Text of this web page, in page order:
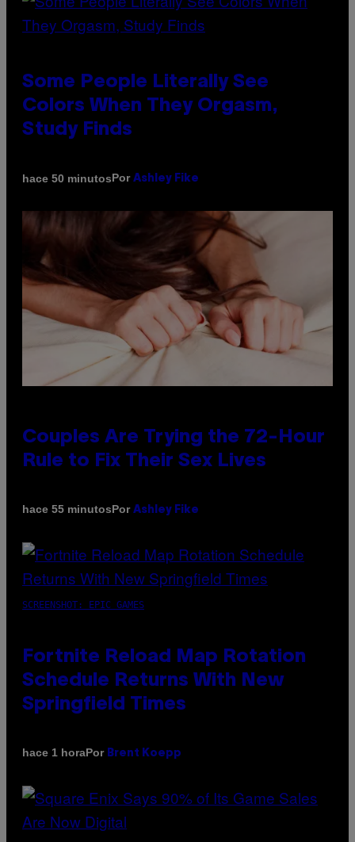
Some People Literally See
Colors When They Orgasm,
Study Finds
hace 50 minutosPor Ashley Fike
Couples Are Trying the 72-Hour
Rule to Fix Their Sex Lives
hace 55 minutosPor Ashley Fike
SCREENSHOT: EPIC GAMES
Fortnite Reload Map Rotation
Schedule Returns With New
Springfield Times
hace 1 horaPor Brent Koepp